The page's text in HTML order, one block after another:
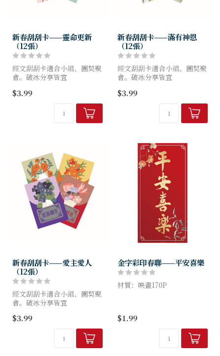
新春刮刮卡——靈命更新
（12張）
經文刮刮卡適合小組、團契聚
會。破冰分享皆宜
特色 生活總有迷茫挫折時，
來張刮刮卡吧！
你刮的可不是運氣，是神的話
語、你的生命力！
$3.99
新春刮刮卡——滿有神恩
（12張）
經文刮刮卡適合小組、團契聚
會。破冰分享皆宜
特色 生活總有迷茫挫折時，
來張刮刮卡吧！
你刮的可不是運氣，是神的話
語、你的生命力！
$3.99
新春刮刮卡——愛主愛人
（12張）
經文刮刮卡適合小組、團契聚
會。破冰分享皆宜
特色 生活總有迷茫挫折時，
來張刮刮卡吧！
你刮的可不是運氣，是神的話
語、你的生命力！
$3.99
金字彩印春聯——平安喜樂
材質：映畫170P
尺寸：25*50.5CM
$1.99